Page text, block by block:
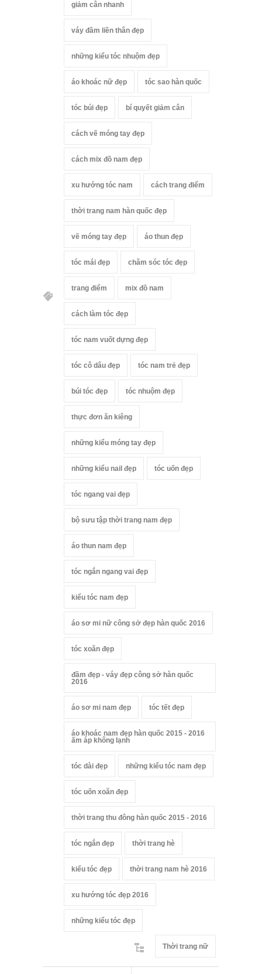
giảm cân nhanh
váy đầm liền thân đẹp
những kiểu tóc nhuộm đẹp
áo khoác nữ đẹp tóc sao hàn quốc
tóc búi đẹp bí quyết giảm cân
cách vẽ móng tay đẹp
cách mix đồ nam đẹp
xu hướng tóc nam cách trang điểm
thời trang nam hàn quốc đẹp
vẽ móng tay đẹp áo thun đẹp
tóc mái đẹp chăm sóc tóc đẹp
trang điểm mix đồ nam
cách làm tóc đẹp
tóc nam vuốt dựng đẹp
tóc cô dâu đẹp tóc nam trẻ đẹp
búi tóc đẹp tóc nhuộm đẹp
thực đơn ăn kiêng
những kiểu móng tay đẹp
những kiểu nail đẹp tóc uốn đẹp
tóc ngang vai đẹp
bộ sưu tập thời trang nam đẹp
áo thun nam đẹp
tóc ngắn ngang vai đẹp
kiểu tóc nam đẹp
áo sơ mi nữ công sở đẹp hàn quốc 2016
tóc xoăn đẹp
đầm đẹp - váy đẹp công sở hàn quốc
2016
áo sơ mi nam đẹp tóc tết đẹp
áo khoác nam đẹp hàn quốc 2015 - 2016
ấm áp không lạnh
tóc dài đẹp những kiểu tóc nam đẹp
tóc uốn xoăn đẹp
thời trang thu đông hàn quốc 2015 - 2016
tóc ngắn đẹp thời trang hè
kiểu tóc đẹp thời trang nam hè 2016
xu hướng tóc đẹp 2016
những kiểu tóc đẹp
Thời trang nữ